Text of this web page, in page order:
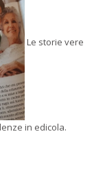
Le storie vere
in edicola.